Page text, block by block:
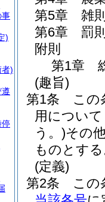
第5章
雑
第6章
罰
附則
第1章
(趣旨)
第1条
この
用につい
う。)その
ものとす
(定義)
第2条
この
事
)
)
停